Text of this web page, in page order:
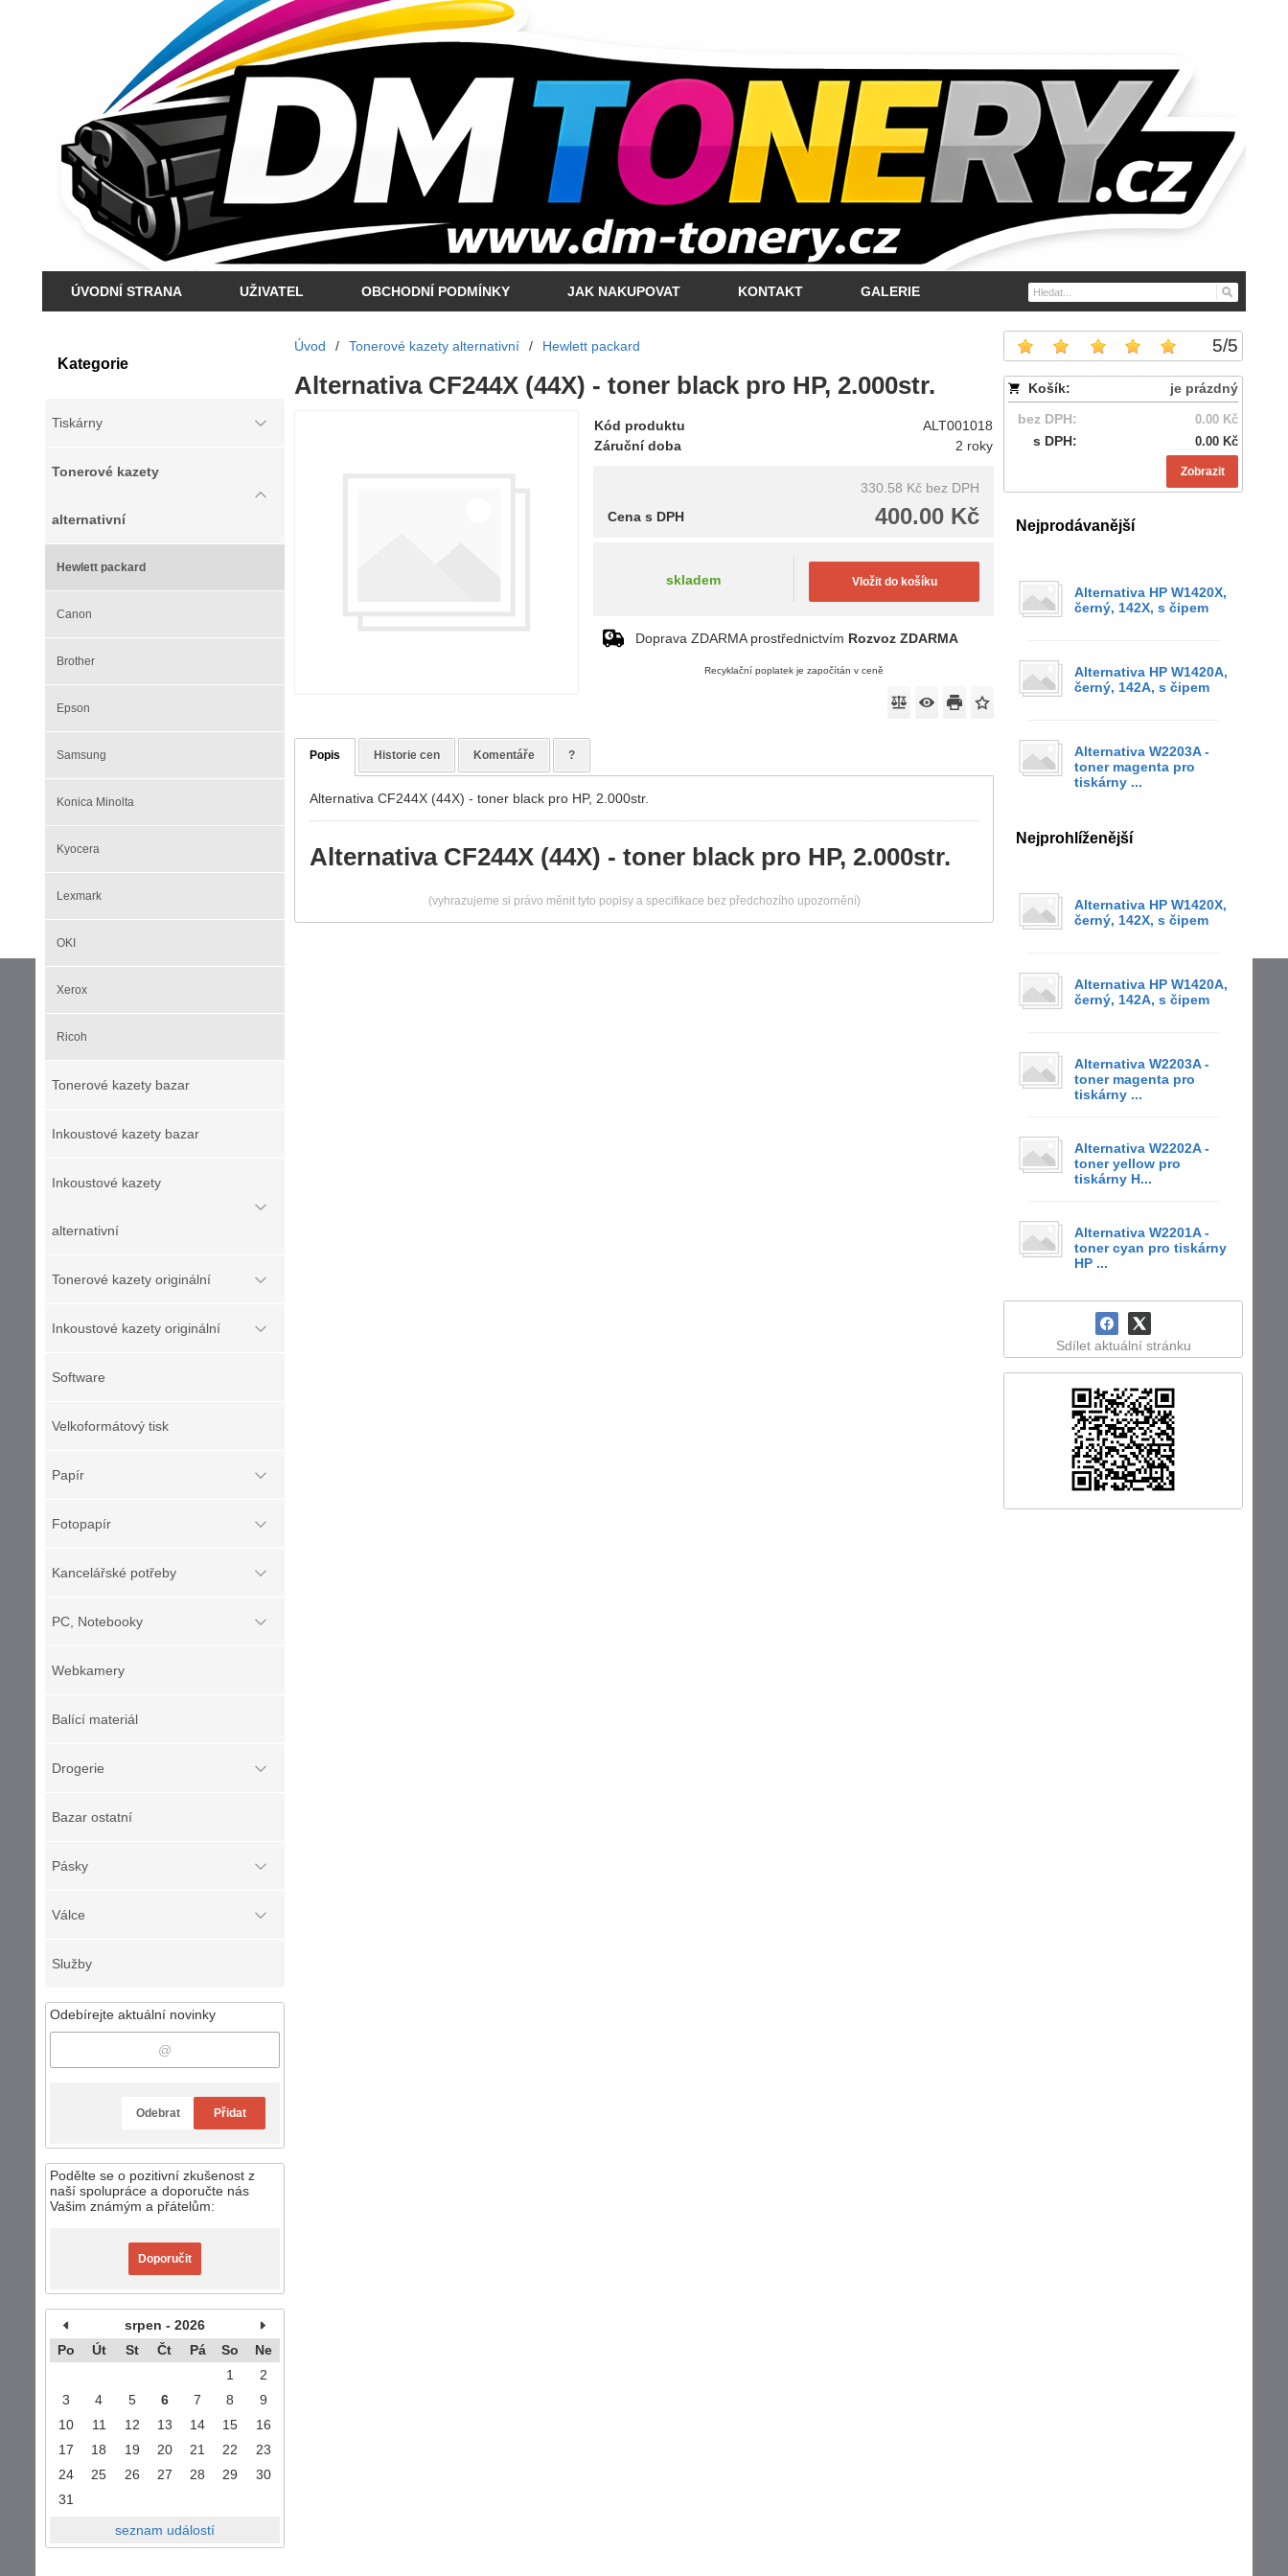
ÚVODNÍ STRANA UŽIVATEL OBCHODNÍ PODMÍNKY JAK NAKUPOVAT KONTAKT GALERIE
Kategorie
Tiskárny
Tonerové kazety
alternativní
Hewlett packard
Canon
Brother
Epson
Samsung
Konica Minolta
Kyocera
Lexmark
OKI
Xerox
Ricoh
Tonerové kazety bazar
Inkoustové kazety bazar
Inkoustové kazety
alternativní
Tonerové kazety originální
Inkoustové kazety originální
Software
Velkoformátový tisk
Papír
Fotopapír
Kancelářské potřeby
PC, Notebooky
Webkamery
Balící materiál
Drogerie
Bazar ostatní
Pásky
Válce
Služby
Odebírejte aktuální novinky
Odebrat Přidat
Podělte se o pozitivní zkušenost z
naší spolupráce a doporučte nás
Vašim známým a přátelům:
Doporučit
srpen - 2026
Po
Út St Čt Pá So
Ne
1
2
3
4 5 6 7 8
9
10
11 12 13 14 15
16
17
18 19 20 21 22
23
24
25 26 27 28 29
30
31
seznam událostí
5/5
Košík:
je prázdný
bez DPH:
0.00 Kč
s DPH: 0.00 Kč
Zobrazit
Nejprodávanější
Alternativa HP W1420X,
černý, 142X, s čipem
Alternativa HP W1420A,
černý, 142A, s čipem
Alternativa W2203A -
toner magenta pro
tiskárny ...
Nejprohlíženější
Alternativa HP W1420X,
černý, 142X, s čipem
Alternativa HP W1420A,
černý, 142A, s čipem
Alternativa W2203A -
toner magenta pro
tiskárny ...
Alternativa W2202A -
toner yellow pro
tiskárny H...
Alternativa W2201A -
toner cyan pro tiskárny
HP ...
Sdílet aktuální stránku
Úvod / Tonerové kazety alternativní / Hewlett packard
Alternativa CF244X (44X) - toner black pro HP, 2.000str.
Kód produktu
ALT001018
Záruční doba
2 roky
330.58 Kč bez DPH
400.00 Kč
Cena s DPH
skladem Vložit do košíku
Doprava ZDARMA prostřednictvím Rozvoz ZDARMA
Recyklační poplatek je započítán v ceně
Popis Historie cen Komentáře ?
Alternativa CF244X (44X) - toner black pro HP, 2.000str.
Alternativa CF244X (44X) - toner black pro HP, 2.000str.
(vyhrazujeme si právo měnit tyto popisy a specifikace bez předchozího upozornění)